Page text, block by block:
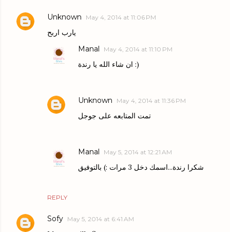
Unknown May 4, 2014 at 11:06 PM
يارب اربح
REPLY
Manal May 4, 2014 at 11:10 PM
ان شاء الله يا رندة :)
Unknown May 4, 2014 at 11:36 PM
تمت المتابعه على جوجل
Manal May 5, 2014 at 12:21 AM
شكرا رندة...اسمك دخل 3 مرات :) بالتوفيق
Sofy May 5, 2014 at 6:41 AM